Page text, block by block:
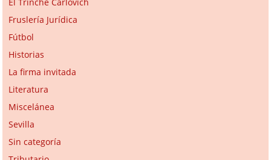
El Trinche Carlovich
Fruslería Jurídica
Fútbol
Historias
La firma invitada
Literatura
Miscelánea
Sevilla
Sin categoría